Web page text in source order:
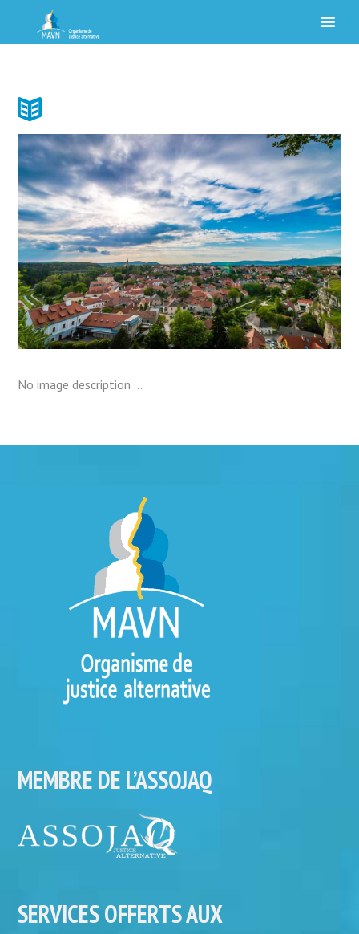
No image description ...
MEMBRE DE L’ASSOJAQ
SERVICES OFFERTS AUX